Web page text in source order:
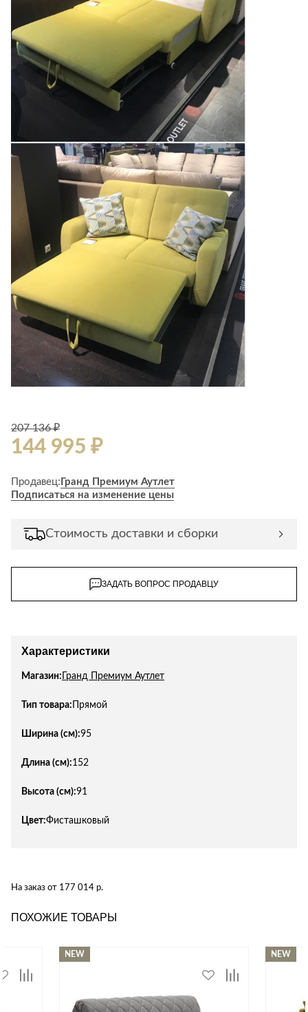
207 136 ₽
144 995 ₽
Продавец: Гранд Премиум Аутлет
Подписаться на изменение цены
Стоимость доставки и сборки
ЗАДАТЬ ВОПРОС ПРОДАВЦУ
Характеристики
Магазин: Гранд Премиум Аутлет
Тип товара: Прямой
Ширина (см):95
Длина (см):152
Высота (см):91
Цвет:Фисташковый
На заказ от 177 014 р.
ПОХОЖИЕ ТОВАРЫ
NEW NEW